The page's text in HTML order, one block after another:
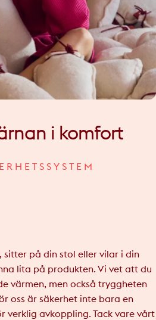
i komfort
på din stol eller vilar i din
lita på produkten. Vi vet att du
värmen, men också tryggheten
oss är säkerhet inte bara en
verklig avkoppling. Tack vare vårt